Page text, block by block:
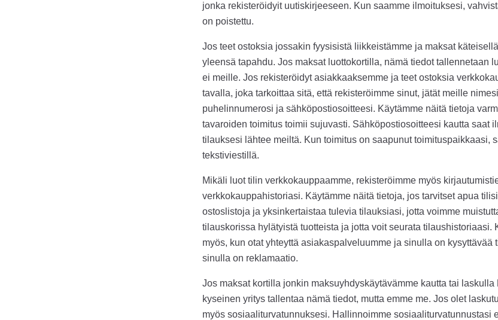
jonka rekisteröidyit uutiskirjeeseen. Kun saamme ilmoituksesi,
on poistettu.
Jos teet ostoksia jossakin fyysisistä liikkeistämme ja maksat
yleensä tapahdu. Jos maksat luottokortilla, nämä tiedot tallennetaan
ei meille. Jos rekisteröidyt asiakkaaksemme ja teet ostoksia
tavalla, joka tarkoittaa sitä, että rekisteröimme sinut, jätät meille
puhelinnumerosi ja sähköpostiosoitteesi. Käytämme näitä tietoja
tavaroiden toimitus toimii sujuvasti. Sähköpostiosoitteesi kautta saat
tilauksesi lähtee meiltä. Kun toimitus on saapunut toimituspaikkaasi,
tekstiviestillä.
Mikäli luot tilin verkkokauppaamme, rekisteröimme myös
verkkokauppahistoriasi. Käytämme näitä tietoja, jos tarvitset apua
ostoslistoja ja yksinkertaistaa tulevia tilauksiasi, jotta voimme
tilauskorissa hylätyistä tuotteista ja jotta voit seurata tilaushistoriaasi.
myös, kun otat yhteyttä asiakaspalveluumme ja sinulla on kysyttävää
sinulla on reklamaatio.
Jos maksat kortilla jonkin maksuyhdyskäytävämme kautta tai laskulla
kyseinen yritys tallentaa nämä tiedot, mutta emme me. Jos olet
myös sosiaaliturvatunnuksesi. Hallinnoimme sosiaaliturvatunnustasi